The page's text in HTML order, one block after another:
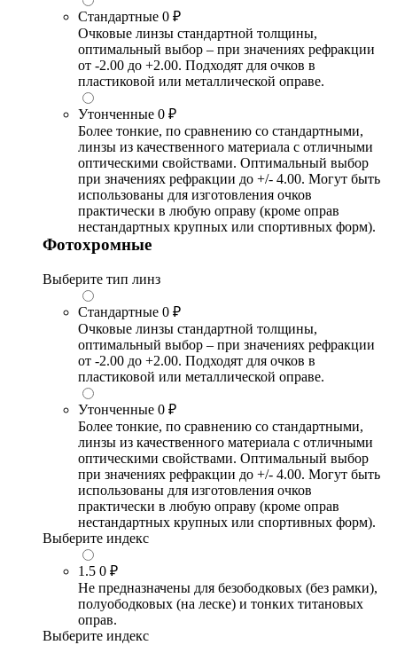
Стандартные 0 ₽
Очковые линзы стандартной толщины,
оптимальный выбор – при значениях рефракции
от -2.00 до +2.00. Подходят для очков в
пластиковой или металлической оправе.
Утонченные 0 ₽
Более тонкие, по сравнению со стандартными,
линзы из качественного материала с отличными
оптическими свойствами. Оптимальный выбор
при значениях рефракции до +/- 4.00. Могут быть
использованы для изготовления очков
практически в любую оправу (кроме оправ
нестандартных крупных или спортивных форм).
Фотохромные
Выберите тип линз
Стандартные 0 ₽
Очковые линзы стандартной толщины,
оптимальный выбор – при значениях рефракции
от -2.00 до +2.00. Подходят для очков в
пластиковой или металлической оправе.
Утонченные 0 ₽
Более тонкие, по сравнению со стандартными,
линзы из качественного материала с отличными
оптическими свойствами. Оптимальный выбор
при значениях рефракции до +/- 4.00. Могут быть
использованы для изготовления очков
практически в любую оправу (кроме оправ
нестандартных крупных или спортивных форм).
Выберите индекс
1.5 0 ₽
Не предназначены для безободковых (без рамки),
полуободковых (на леске) и тонких титановых
оправ.
Выберите индекс